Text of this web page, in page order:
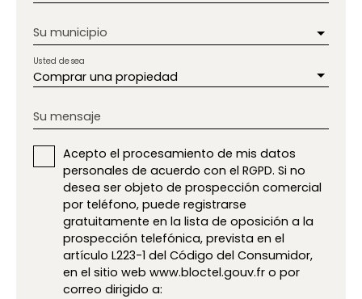
Su municipio
Comprar una propiedad
Usted desea
Su mensaje
Acepto el procesamiento de mis datos
personales de acuerdo con el RGPD. Si no
desea ser objeto de prospección comercial
por teléfono, puede registrarse
gratuitamente en la lista de oposición a la
prospección telefónica, prevista en el
artículo L223-1 del Código del Consumidor,
en el sitio web www.bloctel.gouv.fr o por
correo dirigido a: